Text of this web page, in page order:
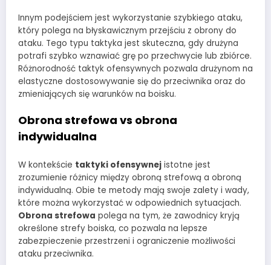
Innym podejściem jest wykorzystanie szybkiego ataku,
który polega na błyskawicznym przejściu z obrony do
ataku. Tego typu taktyka jest skuteczna, gdy drużyna
potrafi szybko wznawiać grę po przechwycie lub zbiórce.
Różnorodność taktyk ofensywnych pozwala drużynom na
elastyczne dostosowywanie się do przeciwnika oraz do
zmieniających się warunków na boisku.
Obrona strefowa vs obrona
indywidualna
W kontekście taktyki ofensywnej istotne jest
zrozumienie różnicy między obroną strefową a obroną
indywidualną. Obie te metody mają swoje zalety i wady,
które można wykorzystać w odpowiednich sytuacjach.
Obrona strefowa polega na tym, że zawodnicy kryją
określone strefy boiska, co pozwala na lepsze
zabezpieczenie przestrzeni i ograniczenie możliwości
ataku przeciwnika.